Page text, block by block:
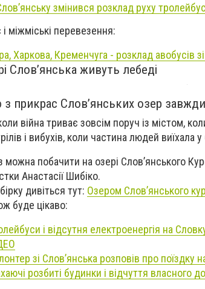
змінився розклад руху
і міжміські перевезення:
Харкова, Кременчуга - розклад авобусів
Слов’янська живуть лебеді
з прикрас Слов’янських озер
війна триває зовсім поруч із містом,
і вибухів, коли частина людей
можна побачити на озері Слов’янського
Анастасії Шибіко.
дивіться тут: Озером Слов’янського
буде цікаво:
і відсутня електроенергія на
зі Слов’янська розповів про поїздку
розбиті будинки і відчуття власного